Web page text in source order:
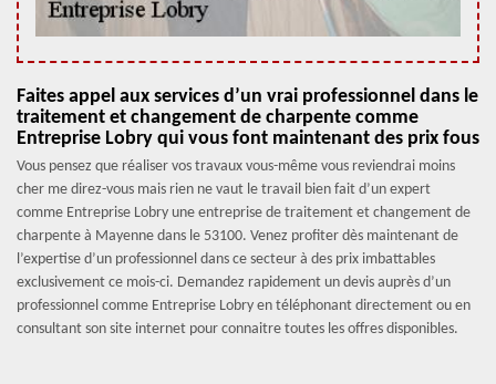
Faites appel aux services d’un vrai professionnel dans le
traitement et changement de charpente comme
Entreprise Lobry qui vous font maintenant des prix fous
Vous pensez que réaliser vos travaux vous-même vous reviendrai moins
cher me direz-vous mais rien ne vaut le travail bien fait d’un expert
comme Entreprise Lobry une entreprise de traitement et changement de
charpente à Mayenne dans le 53100. Venez profiter dès maintenant de
l’expertise d’un professionnel dans ce secteur à des prix imbattables
exclusivement ce mois-ci. Demandez rapidement un devis auprès d’un
professionnel comme Entreprise Lobry en téléphonant directement ou en
consultant son site internet pour connaitre toutes les offres disponibles.